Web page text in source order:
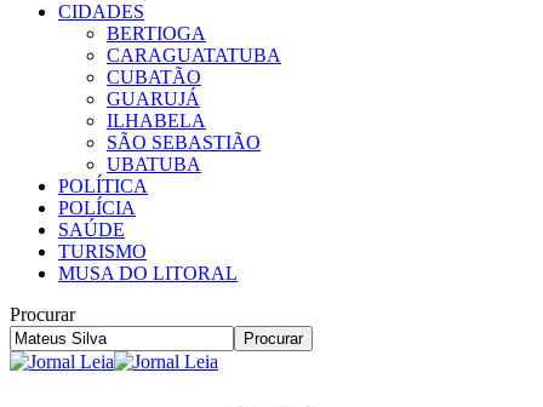
CIDADES
BERTIOGA
CARAGUATATUBA
CUBATÃO
GUARUJÁ
ILHABELA
SÃO SEBASTIÃO
UBATUBA
POLÍTICA
POLÍCIA
SAÚDE
TURISMO
MUSA DO LITORAL
Procurar